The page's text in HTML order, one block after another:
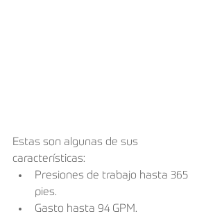
Estas son algunas de sus
características:
Presiones de trabajo hasta 365
pies.
Gasto hasta 94 GPM.